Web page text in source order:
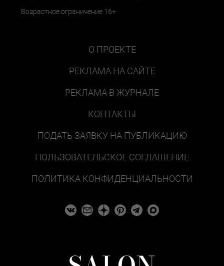
Возрастное ограничение 16+
О ПРОЕКТЕ
РЕКЛАМА НА САЙТЕ
РЕКЛАМА В ЖУРНАЛЕ
КОНТАКТЫ
ПОДАТЬ ЗАЯВКУ НА ПУБЛИКАЦИЮ
ПОЛЬЗОВАТЕЛЬСКОЕ СОГЛАШЕНИЕ
ПОЛИТИКА КОНФИДЕНЦИАЛЬНОСТИ